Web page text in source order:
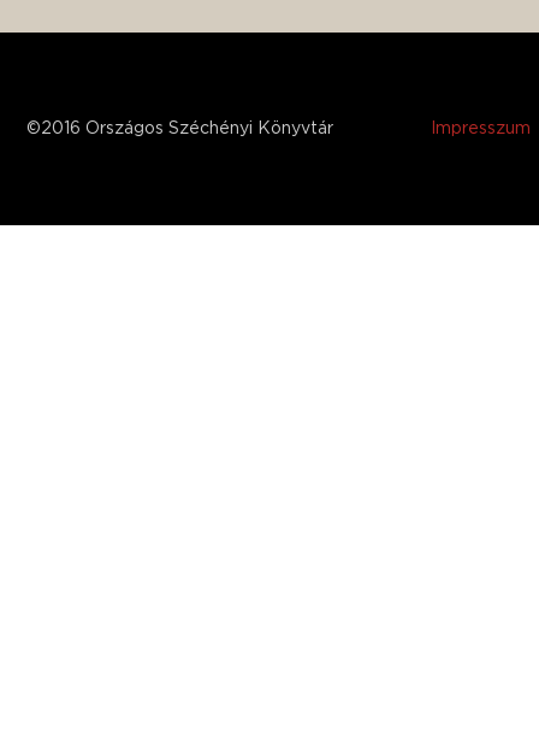
©2016 Országos Széchényi Könyvtár Impresszum